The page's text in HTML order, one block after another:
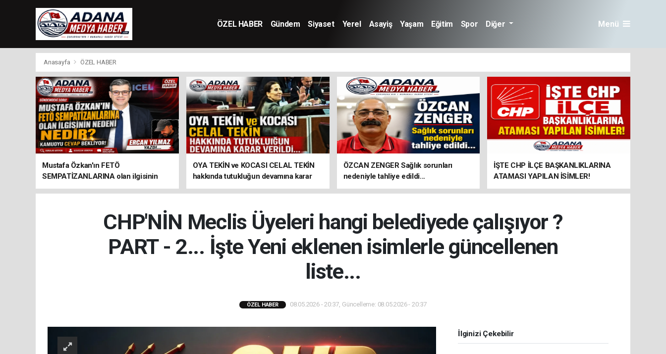
ÖZEL HABER Gündem Siyaset Yerel Asayiş Yaşam Eğitim Spor Diğer Menü
Anasayfa ÖZEL HABER
Mustafa Özkan'ın FETÖ
SEMPATİZANLARINA olan ilgisinin
nedeni nedir?
OYA TEKİN ve KOCASI CELAL TEKİN
hakkında tutukluğun devamına karar
verildi...
ÖZCAN ZENGER Sağlık sorunları
nedeniyle tahliye edildi...
İŞTE CHP İLÇE BAŞKANLIKLARINA
ATAMASI YAPILAN İSİMLER!
CHP'NİN Meclis Üyeleri hangi belediyede çalışıyor ?
PART - 2... İşte Yeni eklenen isimlerle güncellenen
liste...
ÖZEL HABER 08.05.2026 - 20:37, Güncelleme: 08.05.2026 - 20:37
İlginizi Çekebilir